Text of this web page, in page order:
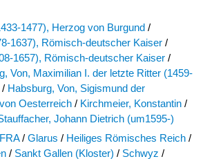
1477), Herzog von Burgund /
1637), Römisch-deutscher Kaiser /
1657), Römisch-deutscher Kaiser /
Von, Maximilian I. der letzte Ritter (1459-
/ Habsburg, Von, Sigismund der
Oesterreich / Kirchmeier, Konstantin /
Johann Dietrich (um1595-)
/ Glarus / Heiliges Römisches Reich /
/ Sankt Gallen (Kloster) / Schwyz /